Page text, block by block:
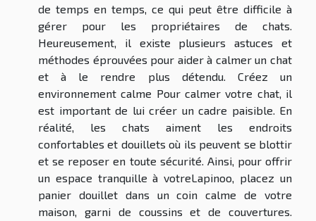
de temps en temps, ce qui peut être difficile à
gérer pour les propriétaires de chats.
Heureusement, il existe plusieurs astuces et
méthodes éprouvées pour aider à calmer un chat
et à le rendre plus détendu. Créez un
environnement calme Pour calmer votre chat, il
est important de lui créer un cadre paisible. En
réalité, les chats aiment les endroits
confortables et douillets où ils peuvent se blottir
et se reposer en toute sécurité. Ainsi, pour offrir
un espace tranquille à votreLapinoo, placez un
panier douillet dans un coin calme de votre
maison, garni de coussins et de couvertures.